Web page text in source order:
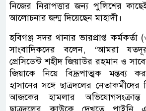
নিজের নিরাপত্তার জন্য পুলিশের
আলোচনার জন্ম দিয়েছেন মাহাদী।
হবিগঞ্জ সদর থানার ভারপ্রাপ্ত
সাংবাদিকদের বলেন, ‘আমরা
প্রেসিডেন্ট শহীদ জিয়াউর রহমান ও
জিয়াকে নিয়ে বিদ্রূপাত্মক মন্তব্য
হাসানের সঙ্গে ছাত্রদলের
আজকের হামলার